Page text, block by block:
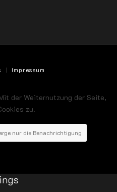
Impressum
der Weiternutzung der Seite,
zu.
nur die Benachrichtigung